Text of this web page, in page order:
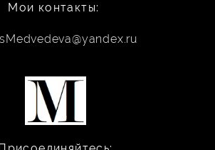
Мои контакты: